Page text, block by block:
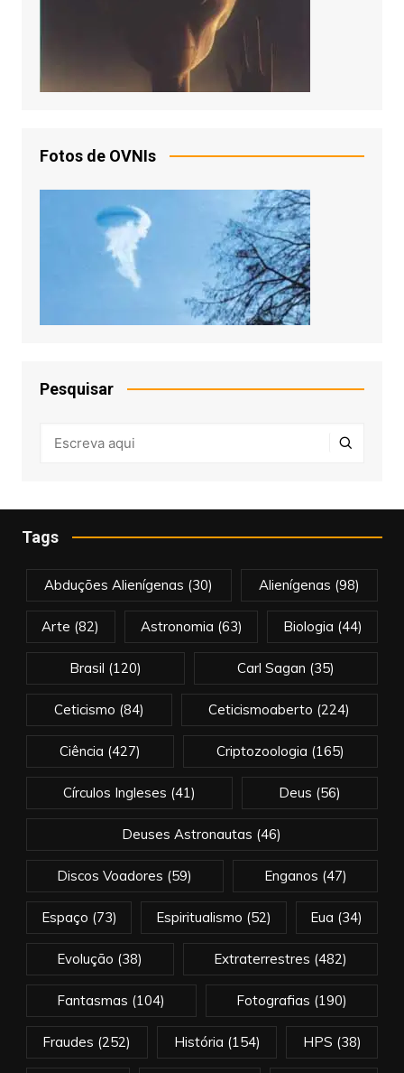
Fotos de OVNIs
Pesquisar
Tags
Abduções Alienígenas (30) Alienígenas (98)
Arte (82) Astronomia (63) Biologia (44)
Brasil (120) Carl Sagan (35)
Ceticismo (84) Ceticismoaberto (224)
Ciência (427) Criptozoologia (165)
Círculos Ingleses (41) Deus (56)
Deuses Astronautas (46)
Discos Voadores (59) Enganos (47)
Espaço (73) Espiritualismo (52) Eua (34)
Evolução (38) Extraterrestres (482)
Fantasmas (104) Fotografias (190)
Fraudes (252) História (154) HPS (38)